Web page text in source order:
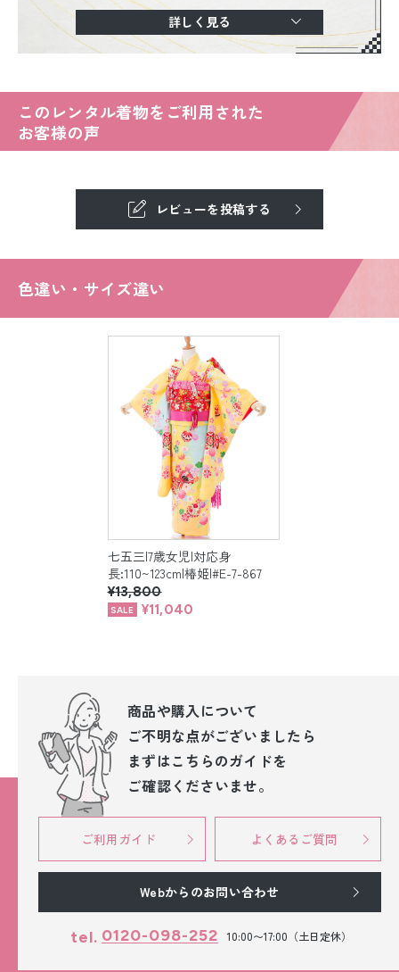
詳しく見る
このレンタル着物をご利用された
お客様の声
レビューを投稿する
色違い・サイズ違い
七五三|7歳女児|対応身
長:110~123cm|椿姫|#E-7-867
¥13,800
¥11,040
商品や購入について
ご不明な点がございましたら
まずはこちらのガイドを
ご確認くださいませ。
ご利用ガイド よくあるご質問
Webからのお問い合わせ
tel. 0120-098-252 10:00〜17:00（土日定休）